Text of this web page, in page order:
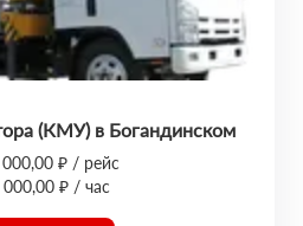
(КМУ) в Богандинском
₽ / рейс
₽ / час